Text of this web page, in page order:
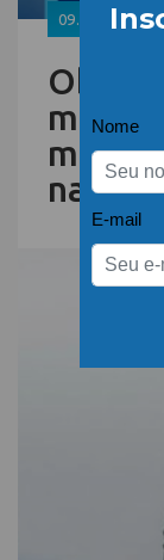
09.FEV.26 |
Obra
mar
mais
na